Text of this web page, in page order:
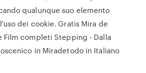
qualunque suo elemento
dei cookie. Gratis Mira de
Film completi Stepping - Dalla
in Miradetodo in Italiano